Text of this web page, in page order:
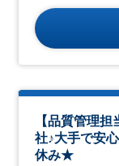
【品質管理
社♪大手で安
休み★